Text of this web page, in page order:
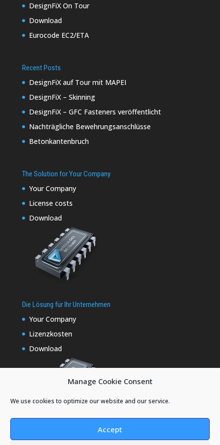
Manage Cookie Consent
We use cookies to optimize our website and our service.
Accept
DesignFiX On Tour
Download
Eurocode EC2/ETA
Recent Posts
DesignFiX auf Tour mit MAPEI
DesignFiX – Skinning
DesignFiX – GFC Fasteners veröffentlicht
Nachträgliche Bewehrungsanschlüsse
Betonkantenbruch
The Solution for Your Company
Your Company
License costs
Download
Die Lösung für Ihr Unternehmen
Your Company
Lizenzkosten
Download